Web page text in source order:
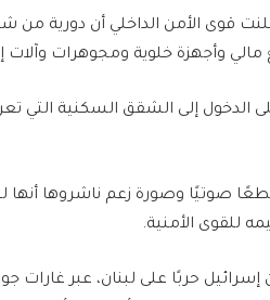
أعلنت قوى الأمن الداخلي أن
وأجهزة خلوية ومجوهرات وآلات
الدخول إلى الشقق السكنية
صوتيًا وصورة زعم ناشروها أنها
للقوى الأمنية.
تشن إسرائيل حربًا على لبنان، عبر